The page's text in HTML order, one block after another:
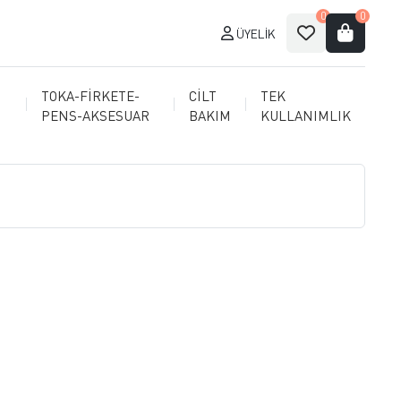
ÜYELIK
0 0
TOKA-FİRKETE-
PENS-AKSESUAR
CİLT
BAKIM
TEK
KULLANIMLIK